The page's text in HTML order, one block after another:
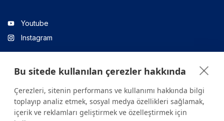
Youtube
Instagram
Linkedin
Sitede yer alan tüm içerikler yalnızca bilgilendirme amaçlıdır.
Bu sitede kullanılan çerezler hakkında
Çerezleri, sitenin performans ve kullanımı hakkında bilgi
toplayıp analiz etmek, sosyal medya özellikleri sağlamak,
içerik ve reklamları geliştirmek ve özelleştirmek için